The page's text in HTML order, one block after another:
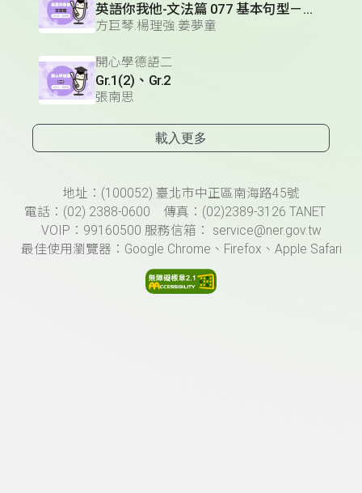
英語你我他-文法篇 077 基本句型－必定；推測
方巨琴.楊理強.姜夢童
開心學德語二
Gr.1(2)、Gr.2
張南思
載入更多
頁尾資訊地址：(100052) 臺北市中正區南海路45號
電話：(02) 2388-0600 傳真：(02)2389-3126 TANET
VOIP：99160500 服務信箱： service@ner.gov.tw
最佳使用瀏覽器：Google Chrome、Firefox、Apple Safari